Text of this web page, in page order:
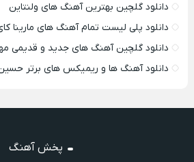
دانلود گلچین بهترین آهنگ های ولنتاین
دانلود پلی لیست تمام آهنگ های مارینا
دانلود گلچین آهنگ های جدید و قدیمی
دانلود آهنگ ها و ریمیکس های برتر حسین
پخش آهنگ